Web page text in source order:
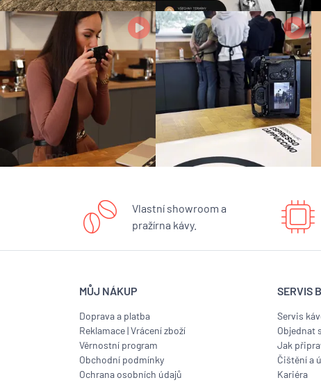
Vlastní showroom a
pražírna kávy.
MŮJ NÁKUP
Doprava a platba
Reklamace|Vrácení zboží
Věrnostní program
Obchodní podmínky
Ochrana osobních údajů
SERVIS
Servis
Objednat
Jak
Čištění a
Kariéra